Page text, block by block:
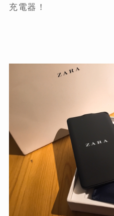
充電器！